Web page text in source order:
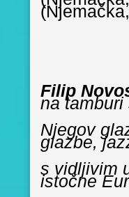
Filip
na
Njegov
glazbe,
s vidljivim
istočne